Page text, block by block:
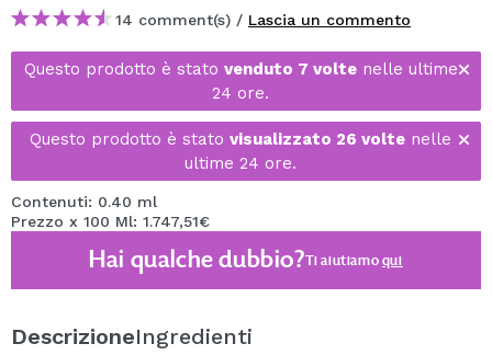
14 comment(s) / Lascia un commento
Questo prodotto è stato venduto 7 voltenelle ultime
24 ore.
Questo prodotto è stato visualizzato 26 volte nelle
ultime 24 ore.
Contenuti: 0.40 ml
Prezzo x 100 Ml: 1.747,51€
Hai qualche dubbio?Ti aiutiamoqui
DescrizioneIngredienti